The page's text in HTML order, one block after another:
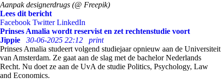
Aanpak designerdrugs (@ Freepik)
Lees dit bericht
Facebook Twitter LinkedIn
Prinses Amalia wordt reservist en zet rechtenstudie voort
Jippie
30-06-2025 22:12
print
Prinses Amalia studeert volgend studiejaar opnieuw aan de Universiteit
van Amsterdam. Ze gaat aan de slag met de bachelor Nederlands
Recht. Nu doet ze aan de UvA de studie Politics, Psychology, Law
and Economics.